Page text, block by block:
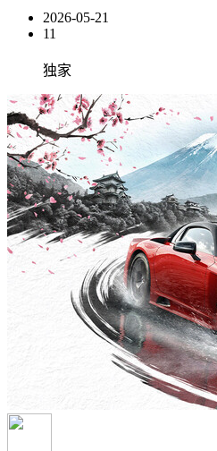
2026-05-21
11
独家